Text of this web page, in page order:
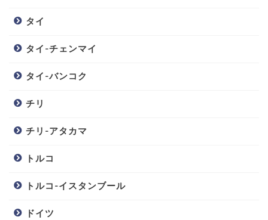
タイ
タイ-チェンマイ
タイ-バンコク
チリ
チリ-アタカマ
トルコ
トルコ-イスタンブール
ドイツ